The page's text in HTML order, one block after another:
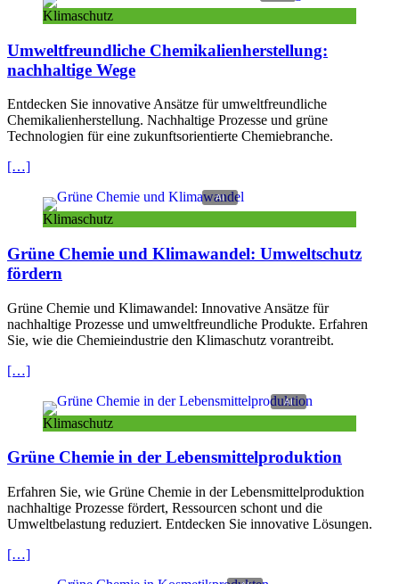
Klimaschutz
Umweltfreundliche Chemikalienherstellung:
nachhaltige Wege
Entdecken Sie innovative Ansätze für umweltfreundliche
Chemikalienherstellung. Nachhaltige Prozesse und grüne
Technologien für eine zukunftsorientierte Chemiebranche.
[…]
Klimaschutz
Grüne Chemie und Klimawandel: Umweltschutz
fördern
Grüne Chemie und Klimawandel: Innovative Ansätze für
nachhaltige Prozesse und umweltfreundliche Produkte. Erfahren
Sie, wie die Chemieindustrie den Klimaschutz vorantreibt.
[…]
Klimaschutz
Grüne Chemie in der Lebensmittelproduktion
Erfahren Sie, wie Grüne Chemie in der Lebensmittelproduktion
nachhaltige Prozesse fördert, Ressourcen schont und die
Umweltbelastung reduziert. Entdecken Sie innovative Lösungen.
[…]